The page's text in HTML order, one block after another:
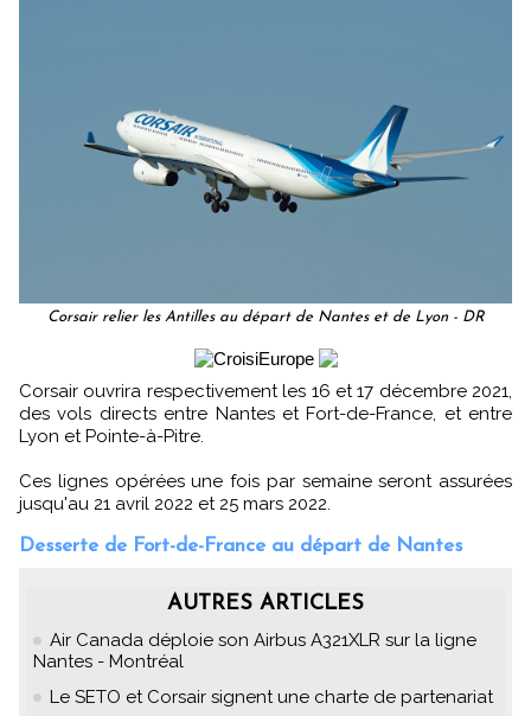
Corsair relier les Antilles au départ de Nantes et de Lyon - DR
Corsair ouvrira respectivement les 16 et 17 décembre 2021,
des vols directs entre Nantes et Fort-de-France, et entre
Lyon et Pointe-à-Pitre.
Ces lignes opérées une fois par semaine seront assurées
jusqu'au 21 avril 2022 et 25 mars 2022.
Desserte de Fort-de-France au départ de Nantes
AUTRES ARTICLES
Air Canada déploie son Airbus A321XLR sur la ligne
Nantes - Montréal
Le SETO et Corsair signent une charte de partenariat